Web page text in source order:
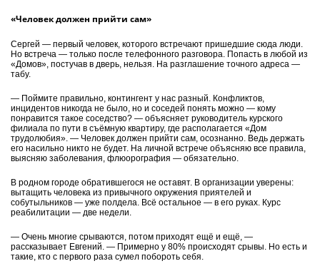
«Человек должен прийти сам»
Сергей — первый человек, которого встречают пришедшие сюда люди.
Но встреча — только после телефонного разговора. Попасть в любой из
«Домов», постучав в дверь, нельзя. На разглашение точного адреса —
табу.
— Поймите правильно, контингент у нас разный. Конфликтов,
инцидентов никогда не было, но и соседей понять можно — кому
понравится такое соседство? — объясняет руководитель курского
филиала по пути в съёмную квартиру, где располагается «Дом
трудолюбия». — Человек должен прийти сам, осознанно. Ведь держать
его насильно никто не будет. На личной встрече объясняю все правила,
выясняю заболевания, флюорография — обязательно.
В родном городе обратившегося не оставят. В организации уверены:
вытащить человека из привычного окружения приятелей и
собутыльников — уже полдела. Всё остальное — в его руках. Курс
реабилитации — две недели.
— Очень многие срываются, потом приходят ещё и ещё, —
рассказывает Евгений. — Примерно у 80% происходят срывы. Но есть и
такие, кто с первого раза сумел побороть себя.